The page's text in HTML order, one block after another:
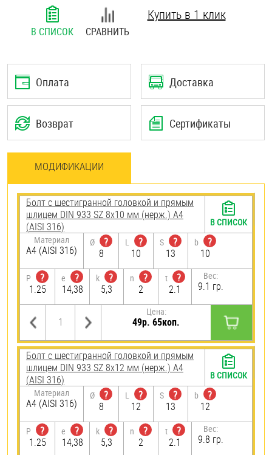
В СПИСОК СРАВНИТЬ
Купить в 1 клик
Оплата Доставка
Возврат Сертификаты
МОДИФИКАЦИИ
Болт с шестигранной головкой и прямым
шлицем DIN 933 SZ 8х10 мм (нерж.) A4
(AISI 316)
Материал
A4 (AISI 316)
Ø
?
8
L
?
10
S
?
13
b
?
10
P
?
1.25
e
?
14,38
k
?
5,3
n
?
2
t
?
2.1
Вес:
9.1 гр.
Цена:
49р. 65коп.
В СПИСОК
Болт с шестигранной головкой и прямым
шлицем DIN 933 SZ 8х12 мм (нерж.) A4
(AISI 316)
Материал
A4 (AISI 316)
Ø
?
8
L
?
12
S
?
13
b
?
12
P
?
1.25
e
?
14,38
k
?
5,3
n
?
2
t
?
2.1
Вес:
9.8 гр.
В СПИСОК